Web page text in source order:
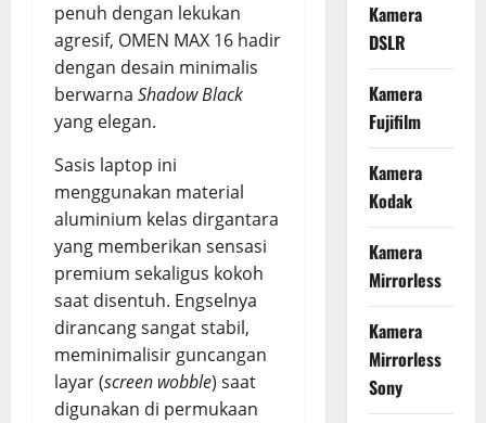
penuh dengan lekukan
agresif, OMEN MAX 16 hadir
dengan desain minimalis
berwarna Shadow Black
yang elegan.
Sasis laptop ini
menggunakan material
aluminium kelas dirgantara
yang memberikan sensasi
premium sekaligus kokoh
saat disentuh. Engselnya
dirancang sangat stabil,
meminimalisir guncangan
layar (screen wobble) saat
digunakan di permukaan
Kamera
DSLR
Kamera
Fujifilm
Kamera
Kodak
Kamera
Mirrorless
Kamera
Mirrorless
Sony